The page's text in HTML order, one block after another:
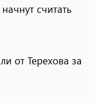
считать
от Терехова за